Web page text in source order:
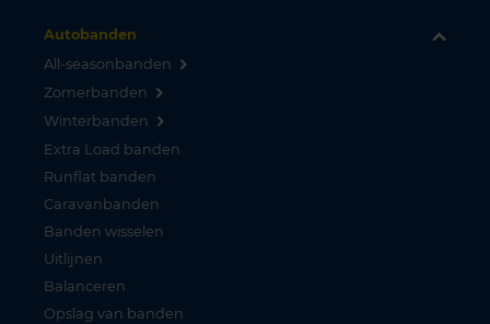
Autobanden
All-seasonbanden
Zomerbanden
Winterbanden
Extra Load banden
Runflat banden
Caravanbanden
Banden wisselen
Uitlijnen
Balanceren
Opslag van banden